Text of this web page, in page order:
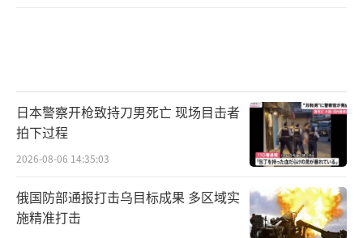
日本警察开枪致持刀男死亡 现场目击者
拍下过程
2026-08-06 14:35:03
俄国防部通报打击乌目标成果 多区域实
施精准打击